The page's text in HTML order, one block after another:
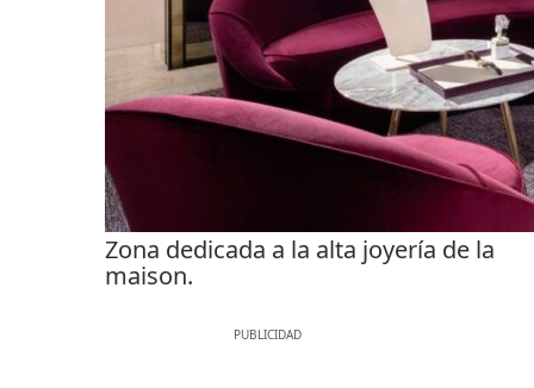
Zona dedicada a la alta joyería de la
maison.